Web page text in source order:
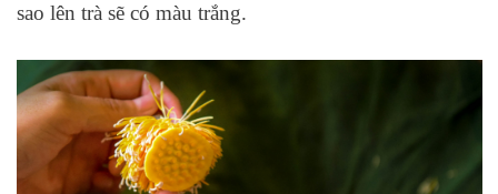
sao lên trà sẽ có màu trắng.